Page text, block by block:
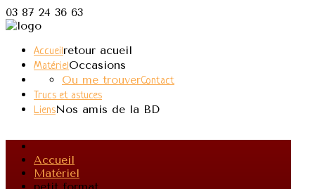
03 87 24 36 63
Accueilretour acueil
MatérielOccasions
Contact
Ou me trouver
Trucs et astuces
LiensNos amis de la BD
Accueil
Matériel